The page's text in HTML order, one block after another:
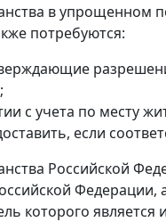
в упрощенном
потребуются:
с учета по месту
если
Российской
Федерации,
которого